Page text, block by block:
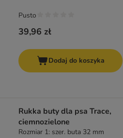
39,96 zł
Pusto
Dodaj do koszyka
Rukka buty dla psa Trace,
ciemnozielone
Rozmiar 1: szer. buta 32 mm